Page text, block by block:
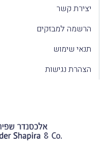
יצירת קשר
הרשמה למבזקים
תנאי שימוש
הצהרת נגישות